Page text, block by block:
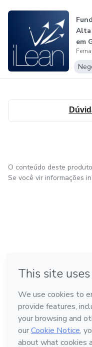
Alta
em
O conteúdo deste
Se você vir informações
Feito com ❤ em Bogotá
Conheça a Hotmart